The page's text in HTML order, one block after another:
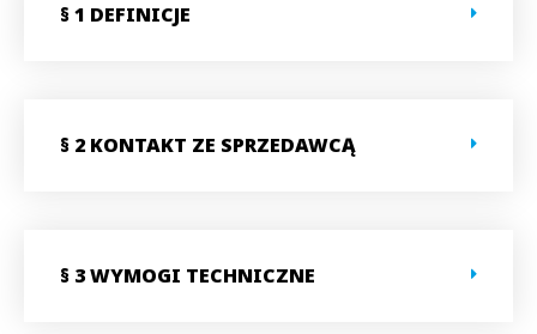
§ 1 DEFINICJE
§ 2 KONTAKT ZE SPRZEDAWCĄ
§ 3 WYMOGI TECHNICZNE